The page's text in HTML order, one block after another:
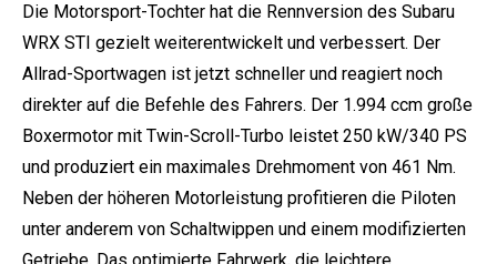
Die Motorsport-Tochter hat die Rennversion des Subaru
WRX STI gezielt weiterentwickelt und verbessert. Der
Allrad-Sportwagen ist jetzt schneller und reagiert noch
direkter auf die Befehle des Fahrers. Der 1.994 ccm große
Boxermotor mit Twin-Scroll-Turbo leistet 250 kW/340 PS
und produziert ein maximales Drehmoment von 461 Nm.
Neben der höheren Motorleistung profitieren die Piloten
unter anderem von Schaltwippen und einem modifizierten